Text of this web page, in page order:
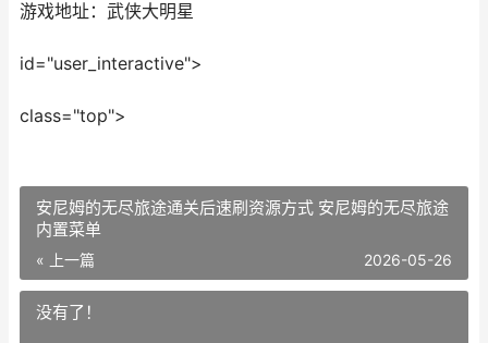
游戏地址：武侠大明星
id="user_interactive">
class="top">
安尼姆的无尽旅途通关后速刷资源方式 安尼姆的无尽旅途
内置菜单
« 上一篇 2026-05-26
没有了！